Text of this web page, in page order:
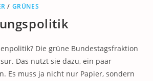
/ GRÜNES
Die grüne Bundestagsfraktion
Das nutzt sie dazu, ein paar
Es muss ja nicht nur Papier, sondern